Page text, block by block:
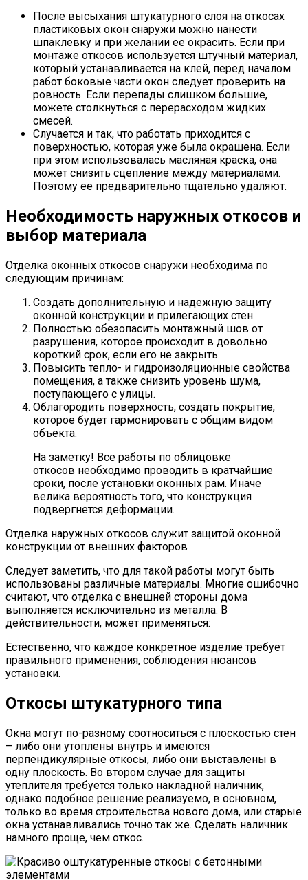
После высыхания штукатурного слоя на откосах
пластиковых окон снаружи можно нанести
шпаклевку и при желании ее окрасить. Если при
монтаже откосов используется штучный материал,
который устанавливается на клей, перед началом
работ боковые части окон следует проверить на
ровность. Если перепады слишком большие,
можете столкнуться с перерасходом жидких
смесей.
Случается и так, что работать приходится с
поверхностью, которая уже была окрашена. Если
при этом использовалась масляная краска, она
может снизить сцепление между материалами.
Поэтому ее предварительно тщательно удаляют.
Необходимость наружных откосов и
выбор материала
Отделка оконных откосов снаружи необходима по
следующим причинам:
Создать дополнительную и надежную защиту
оконной конструкции и прилегающих стен.
Полностью обезопасить монтажный шов от
разрушения, которое происходит в довольно
короткий срок, если его не закрыть.
Повысить тепло- и гидроизоляционные свойства
помещения, а также снизить уровень шума,
поступающего с улицы.
Облагородить поверхность, создать покрытие,
которое будет гармонировать с общим видом
объекта.
На заметку! Все работы по облицовке
откосов необходимо проводить в кратчайшие
сроки, после установки оконных рам. Иначе
велика вероятность того, что конструкция
подвергнется деформации.
Отделка наружных откосов служит защитой оконной
конструкции от внешних факторов
Следует заметить, что для такой работы могут быть
использованы различные материалы. Многие ошибочно
считают, что отделка с внешней стороны дома
выполняется исключительно из металла. В
действительности, может применяться:
Естественно, что каждое конкретное изделие требует
правильного применения, соблюдения нюансов
установки.
Откосы штукатурного типа
Окна могут по-разному соотноситься с плоскостью стен
– либо они утоплены внутрь и имеются
перпендикулярные откосы, либо они выставлены в
одну плоскость. Во втором случае для защиты
утеплителя требуется только накладной наличник,
однако подобное решение реализуемо, в основном,
только во время строительства нового дома, или старые
окна устанавливались точно так же. Сделать наличник
намного проще, чем откос.